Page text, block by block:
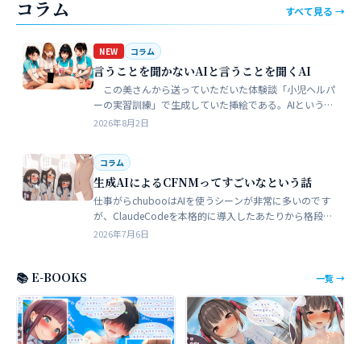
コラム すべて見る →
NEW コラム
言うことを聞かないAIと言うことを聞くAI
この美さんから送っていただいた体験談「小児ヘルパ
ーの実習訓練」で生成していた挿絵である。AIというの
は、どうしても細部が苦手でトークンを積まずにやれる
2026年8月2日
コラム
生成AIによるCFNMってすごいなという話
仕事がらchubooはAIを使うシーンが非常に多いのです
が、ClaudeCodeを本格的に導入したあたりから格段に
やれることが多くなった。昔からときどき思うことがあ
2026年7月6日
📚 E-BOOKS 一覧 →